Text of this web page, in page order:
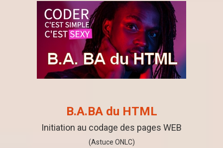
B.A.BA du HTML
Initiation au codage des pages WEB
(Astuce ONLC)